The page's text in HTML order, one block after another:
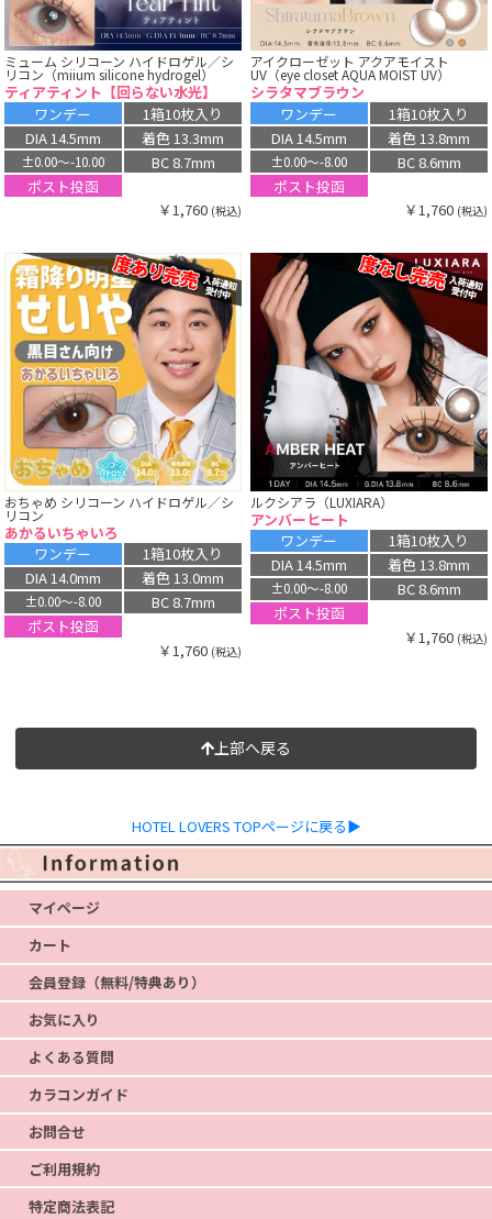
ミューム シリコーン ハイドロゲル／シ
リコン（miium silicone hydrogel）
ティアティント【回らない水光】
ワンデー
1箱10枚入り
DIA 14.5mm
着色 13.3mm
±0.00〜-10.00
BC 8.7mm
ポスト投函
￥1,760 (税込)
アイクローゼット アクアモイスト
UV（eye closet AQUA MOIST UV）
シラタマブラウン
ワンデー
1箱10枚入り
DIA 14.5mm
着色 13.8mm
±0.00〜-8.00
BC 8.6mm
ポスト投函
￥1,760 (税込)
おちゃめ シリコーン ハイドロゲル／シ
リコン
あかるいちゃいろ
ワンデー
1箱10枚入り
DIA 14.0mm
着色 13.0mm
±0.00〜-8.00
BC 8.7mm
ポスト投函
￥1,760 (税込)
ルクシアラ（LUXIARA）
アンバーヒート
ワンデー
1箱10枚入り
DIA 14.5mm
着色 13.8mm
±0.00〜-8.00
BC 8.6mm
ポスト投函
￥1,760 (税込)
上部へ戻る
HOTEL LOVERS TOPページに戻る▶
マイページ
カート
会員登録（無料/特典あり）
お気に入り
よくある質問
カラコンガイド
お問合せ
ご利用規約
特定商法表記